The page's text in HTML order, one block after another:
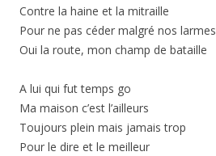
Contre la haine et la mitraille
Pour ne pas céder malgré nos larmes
Oui la route, mon champ de bataille
A lui qui fut temps go
Ma maison c’est l’ailleurs
Toujours plein mais jamais trop
Pour le dire et le meilleur